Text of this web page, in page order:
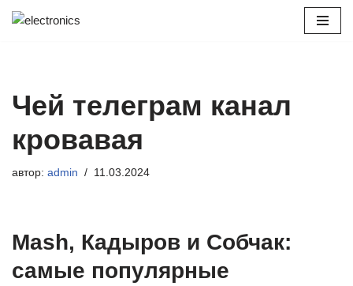
Чей телеграм канал
кровавая
автор: admin 11.03.2024
Mash, Кадыров и Собчак:
самые популярные